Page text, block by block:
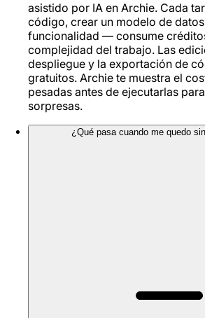
asistido por IA en Archie. Cada
código, crear un modelo de
funcionalidad — consume
complejidad del trabajo. Las
despliegue y la exportación de
gratuitos. Archie te muestra el
pesadas antes de ejecutarlas
sorpresas.
¿Qué pasa cuando me quedo